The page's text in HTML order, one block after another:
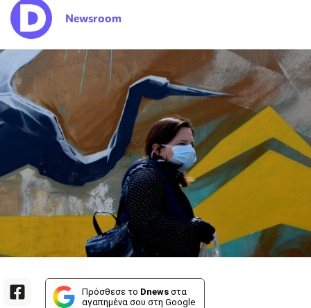
Newsroom
Πρόσθεσε το Dnews στα
αγαπημένα σου στη Google